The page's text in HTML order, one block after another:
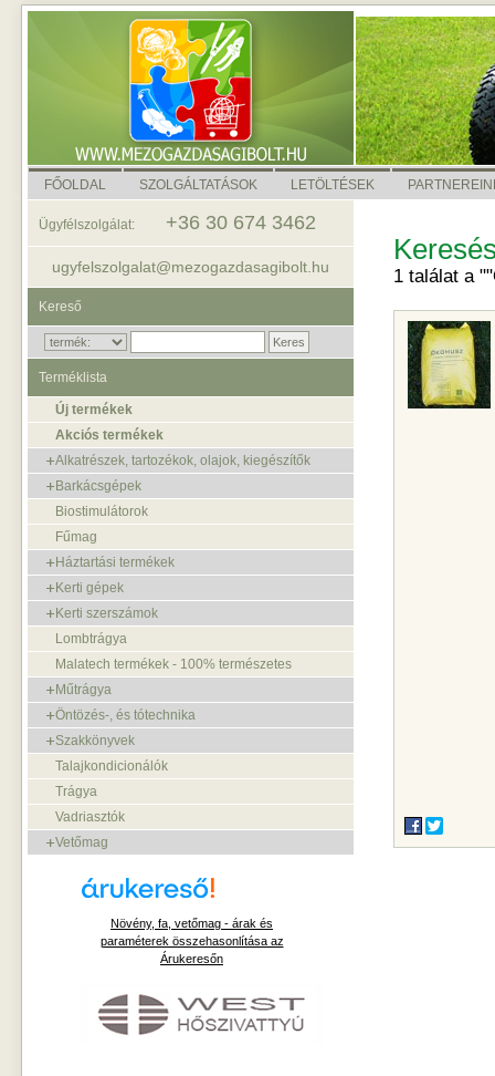
FŐOLDAL SZOLGÁLTATÁSOK LETÖLTÉSEK
1 találat a
Ügyfélszolgálat: +36 30 674 3462
ugyfelszolgalat@mezogazdasagibolt.hu
Kereső
Terméklista
Új termékek
Akciós termékek
Alkatrészek, tartozékok, olajok, kiegészítők
Barkácsgépek
Biostimulátorok
Fűmag
Háztartási termékek
Kerti gépek
Kerti szerszámok
Lombtrágya
Malatech termékek - 100% természetes
Műtrágya
Öntözés-, és tótechnika
Szakkönyvek
Talajkondicionálók
Trágya
Vadriasztók
Vetőmag
Növény, fa, vetőmag - árak és
paraméterek összehasonlítása az
Árukeresőn